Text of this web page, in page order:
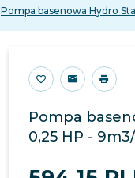
Pompa basenowa Hydro
Pompa
0,25 HP -